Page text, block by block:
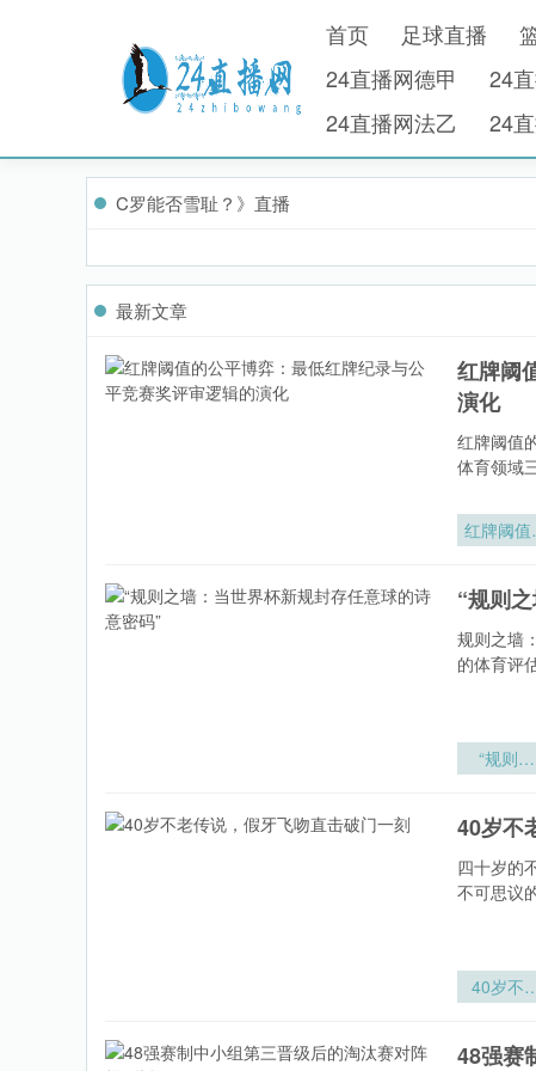
首页 足球直播
24直播网德甲
24
24直播网法乙
24
C罗能否雪耻？》直播
最新文章
红牌阈
演化
红牌阈值
体育领域
红牌阈值
录与公平
赛奖评审
辑的演
“规则
规则之墙
的体育评
“规则之
任意球的
意密码”
40岁不
四十岁的
不可思议
40岁不
48强赛